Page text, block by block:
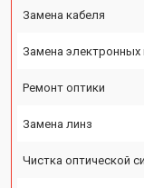
Замена кабеля
Замена
Ремонт оптики
Замена линз
Чистка оптической